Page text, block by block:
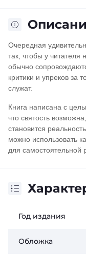
Очередная
так, чтобы у читателя
обычно
критики и упреков за
служат.
Книга написана с
что святость
становится
можно использовать
для самостоятельной
Год издания
Обложка